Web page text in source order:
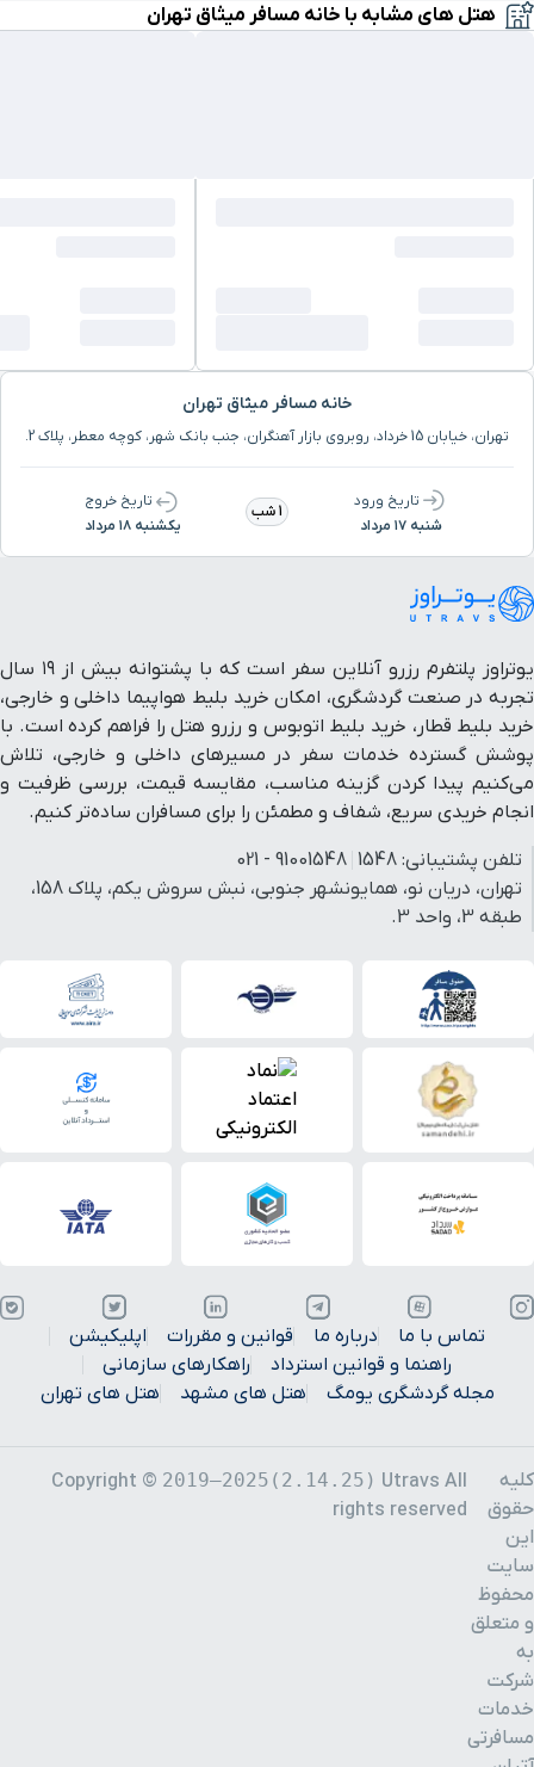
هتل های مشابه با خانه مسافر میثاق تهران
خانه مسافر میثاق تهران
تهران، خیابان 15 خرداد، روبروی بازار آهنگران، جنب بانک شهر، کوچه معطر، پلاک 2.
تاریخ ورود
شنبه ۱۷ مرداد
1 شب
تاریخ خروج
یکشنبه ۱۸ مرداد
یوتراوز پلتفرم رزرو آنلاین سفر است که با پشتوانه بیش از ۱۹ سال
تجربه در صنعت گردشگری، امکان خرید بلیط هواپیما داخلی و خارجی،
خرید بلیط قطار، خرید بلیط اتوبوس و رزرو هتل را فراهم کرده است. با
پوشش گسترده خدمات سفر در مسیرهای داخلی و خارجی، تلاش
می‌کنیم پیدا کردن گزینه مناسب، مقایسه قیمت، بررسی ظرفیت و
انجام خریدی سریع، شفاف و مطمئن را برای مسافران ساده‌تر کنیم.
تلفن پشتیبانی: 1548
91001548 - 021
تهران، دریان نو، همایونشهر جنوبی، نبش سروش یکم، پلاک 158،
طبقه 3، واحد 3.
تماس با ما درباره ما قوانین و مقررات
اپلیکیشن
راهنما و قوانین استرداد
راهکارهای سازمانی
مجله گردشگری یومگ
هتل های مشهد هتل های تهران
کلیه
حقوق
این
سایت
محفوظ
و متعلق
به
شرکت
خدمات
مسافرتی
Copyright © 2019–2025(2.14.25) Utravs All
rights reserved